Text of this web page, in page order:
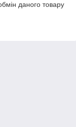
даного товару